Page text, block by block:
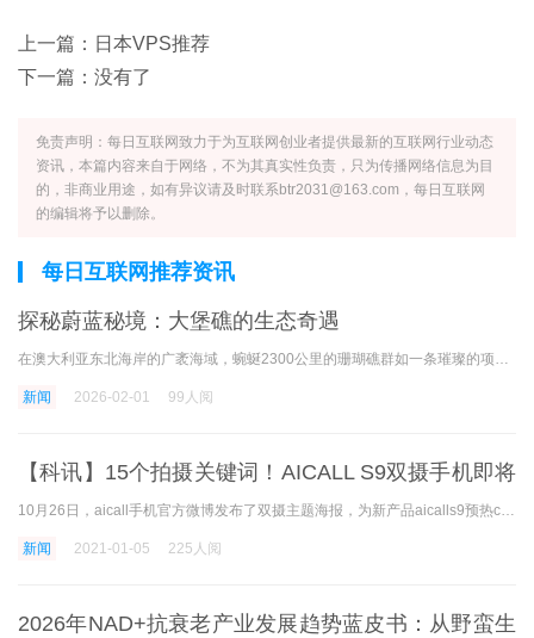
上一篇： 日本VPS推荐
下一篇：没有了
免责声明：每日互联网致力于为互联网创业者提供最新的互联网行业动态
资讯，本篇内容来自于网络，不为其真实性负责，只为传播网络信息为目
的，非商业用途，如有异议请及时联系btr2031@163.com，每日互联网
的编辑将予以删除。
每日互联网推荐资讯
探秘蔚蓝秘境：大堡礁的生态奇遇
在澳大利亚东北海岸的广袤海域，蜿蜒2300公里的珊瑚礁群如一条璀璨的项链镶嵌于碧波之中——这便是举世闻名的大堡礁。作为全球最大的珊瑚礁生态系统，大堡礁不仅是自然界的奇迹
新闻 2026-02-01 99人阅
【科讯】15个拍摄关键词！AICALL S9双摄手机即将
上市
10月26日，aicall手机官方微博发布了双摄主题海报，为新产品aicalls9预热call，相信这款主要ai双摄的新机会与大家见面。 aicall手机这次发布的海报，用很多摄影关键词构成了两个照相机镜
新闻 2021-01-05 225人阅
2026年NAD+抗衰老产业发展趋势蓝皮书：从野蛮生